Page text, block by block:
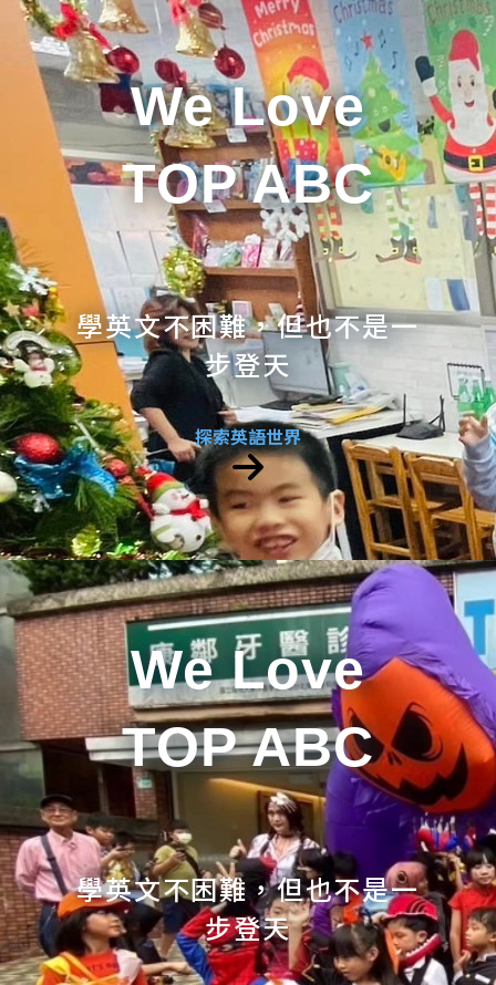
We Love
TOP ABC
學英文不困難，但也不是一
步登天
探索英語世界
We Love
TOP ABC
學英文不困難，但也不是一
步登天